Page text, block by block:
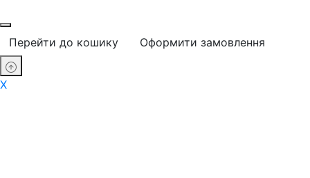
Перейти до кошику Оформити замовлення
X